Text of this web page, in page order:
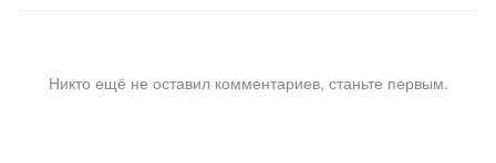
Никто ещё не оставил комментариев, станьте первым.